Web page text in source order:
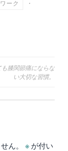
ーク ・
も膝関節痛にならな
い大切な習慣。
ん。 ※ が付い